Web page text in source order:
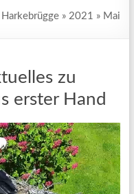
Harkebrügge »2021 » Mai
zu
erster Hand